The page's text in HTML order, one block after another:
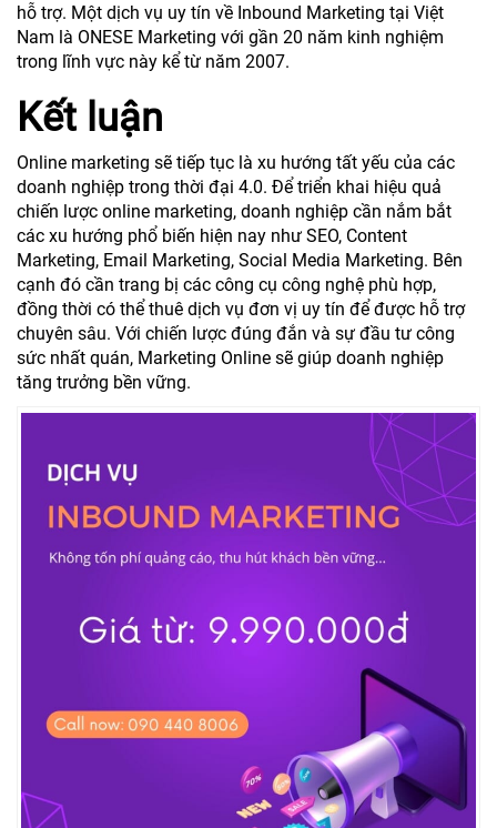
hỗ trợ. Một dịch vụ uy tín về Inbound Marketing tại Việt
Nam là ONESE Marketing với gần 20 năm kinh nghiệm
trong lĩnh vực này kể từ năm 2007.
Kết luận
Online marketing sẽ tiếp tục là xu hướng tất yếu của các
doanh nghiệp trong thời đại 4.0. Để triển khai hiệu quả
chiến lược online marketing, doanh nghiệp cần nắm bắt
các xu hướng phổ biến hiện nay như SEO, Content
Marketing, Email Marketing, Social Media Marketing. Bên
cạnh đó cần trang bị các công cụ công nghệ phù hợp,
đồng thời có thể thuê dịch vụ đơn vị uy tín để được hỗ trợ
chuyên sâu. Với chiến lược đúng đắn và sự đầu tư công
sức nhất quán, Marketing Online sẽ giúp doanh nghiệp
tăng trưởng bền vững.